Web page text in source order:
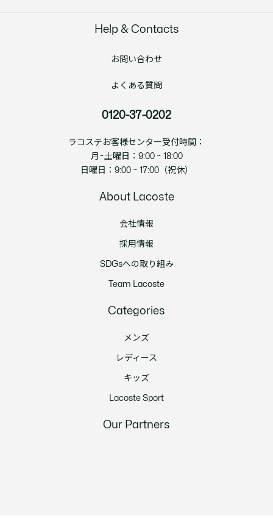
Help & Contacts
お問い合わせ
よくある質問
0120-37-0202
ラコステお客様センター受付時間：
月~土曜日：9:00 ~ 18:00
日曜日：9:00 ~ 17:00（祝休）
About Lacoste
会社情報
採用情報
SDGsへの取り組み
Team Lacoste
Categories
メンズ
レディース
キッズ
Lacoste Sport
Our Partners